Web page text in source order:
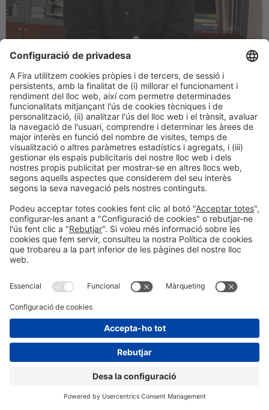
José Luís Aznarte
Director d’Avaluació d’Ensenyaments i Institucions
Agencia Nacional de Evaluación de la Calidad y
Acreditación (ANECA)
Madrid, Espanya